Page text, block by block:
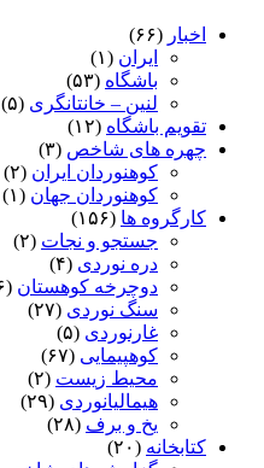
اخبار (۶۶)
ایران (۱)
باشگاه (۵۳)
لنین – خانتانگری (۵)
تقویم باشگاه (۱۲)
چهره های شاخص (۳)
کوهنوردان ایران (۲)
کوهنوردان جهان (۱)
کارگروه ها (۱۵۶)
جستجو و نجات (۲)
دره نوردی (۴)
دوچرخه کوهستان (۶)
سنگ نوردی (۲۷)
غارنوردی (۵)
کوهپیمایی (۶۷)
محیط زیست (۲)
هیمالیانوردی (۲۹)
یخ و برف (۲۸)
کتابخانه (۲۰)